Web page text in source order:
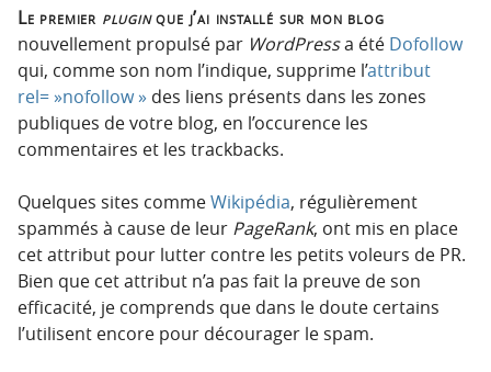
c
i
p
a
l
e
Le premier pluginque j’ai installé sur mon blog
nouvellement propulsé par WordPressa été Dofollow
qui, comme son nom l’indique, supprime l’attribut
rel= »nofollow » des liens présents dans les zones
publiques de votre blog, en l’occurence les
commentaires et les trackbacks.
Quelques sites commeWikipédia, régulièrement
spammés à cause de leur PageRank, ont mis en place
cet attribut pour lutter contre les petits voleurs de PR.
Bien que cet attribut n’a pas fait la preuve de son
efficacité, je comprends que dans le doute certains
l’utilisent encore pour décourager le spam.